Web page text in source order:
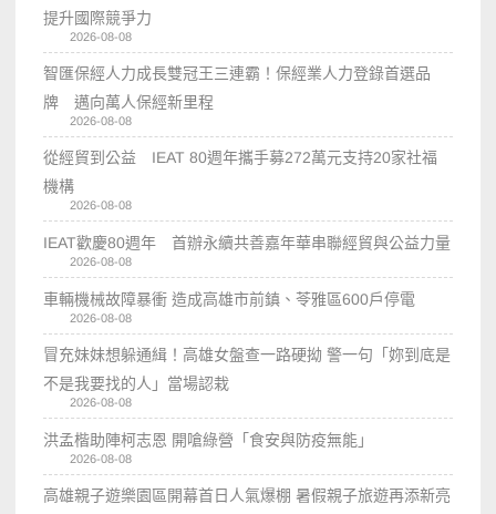
提升國際競爭力
2026-08-08
智匯保經人力成長雙冠王三連霸！保經業人力登錄首選品
牌 邁向萬人保經新里程
2026-08-08
從經貿到公益 IEAT 80週年攜手募272萬元支持20家社福
機構
2026-08-08
IEAT歡慶80週年 首辦永續共善嘉年華串聯經貿與公益力量
2026-08-08
車輛機械故障暴衝 造成高雄市前鎮、苓雅區600戶停電
2026-08-08
冒充妹妹想躲通緝！高雄女盤查一路硬拗 警一句「妳到底是
不是我要找的人」當場認栽
2026-08-08
洪孟楷助陣柯志恩 開嗆綠營「食安與防疫無能」
2026-08-08
高雄親子遊樂園區開幕首日人氣爆棚 暑假親子旅遊再添新亮